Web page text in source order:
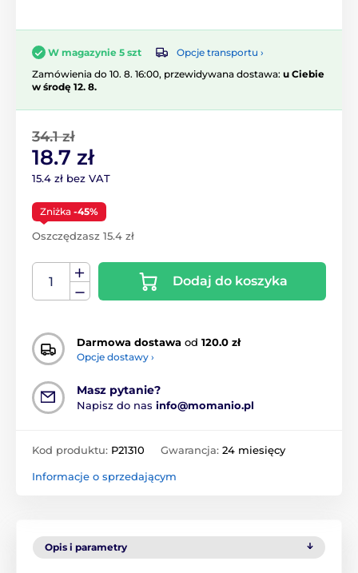
W magazynie 5 szt
Opcje transportu ›
Zamówienia do 10. 8. 16:00, przewidywana dostawa: u Ciebie
w środę 12. 8.
34.1 zł
18.7 zł
15.4 zł bez VAT
Zniżka -45%
Oszczędzasz 15.4 zł
Dodaj do koszyka
Darmowa dostawa od 120.0 zł
Opcje dostawy ›
Masz pytanie?
Napisz do nas info@momanio.pl
Kod produktu: P21310 Gwarancja: 24 miesięcy
Informacje o sprzedającym
Opis i parametry